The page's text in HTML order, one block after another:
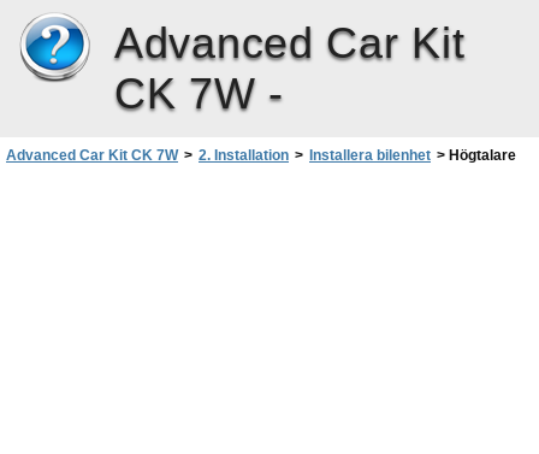
Advanced Car Kit
CK 7W -
Advanced Car Kit CK 7W > 2. Installation > Installera bilenhet > Högtalare